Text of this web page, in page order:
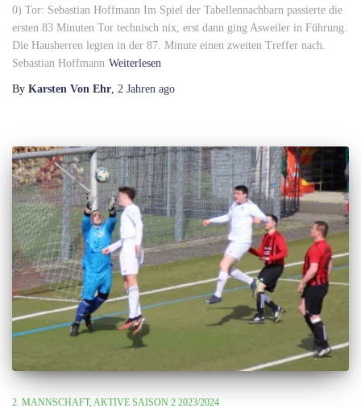
0) Tor: Sebastian Hoffmann Im Spiel der Tabellennachbarn passierte die
ersten 83 Minuten Tor technisch nix, erst dann ging Asweiler in Führung.
Die Hausherren legten in der 87. Minute einen zweiten Treffer nach.
Sebastian Hoffmann Weiterlesen
By Karsten Von Ehr, 2 Jahren ago
2. MANNSCHAFT AKTIVE SAISON 2 2023/2024